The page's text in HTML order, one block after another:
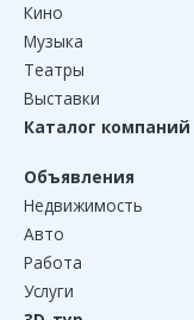
Кино
Музыка
Театры
Выставки
Каталог компаний
Объявления
Недвижимость
Авто
Работа
Услуги